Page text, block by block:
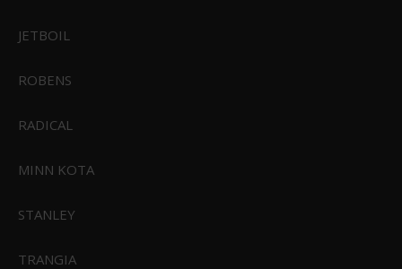
JETBOIL
ROBENS
RADICAL
MINN KOTA
STANLEY
TRANGIA